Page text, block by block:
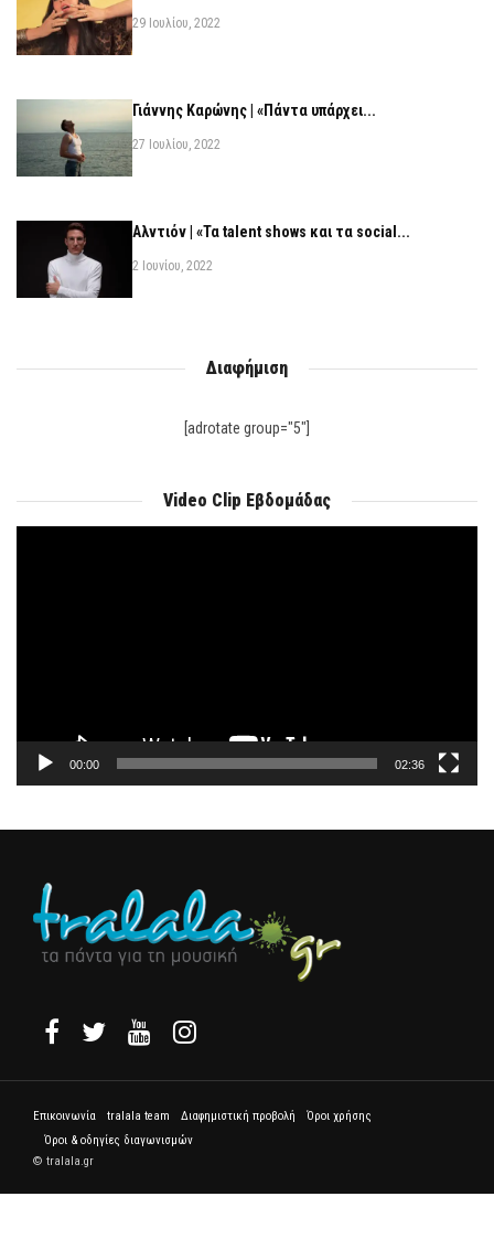
29 Ιουλίου, 2022
Γιάννης Καρώνης | «Πάντα υπάρχει...
27 Ιουλίου, 2022
Αλντιόν | «Τα talent shows και τα social...
2 Ιουνίου, 2022
Διαφήμιση
[adrotate group="5"]
Video Clip Εβδομάδας
00:00 02:36
Επικοινωνία tralala team Διαφημιστική προβολή
Όροι χρήσης
Όροι & οδηγίες διαγωνισμών
© tralala.gr